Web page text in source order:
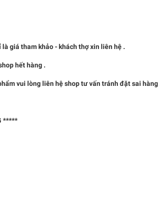
tham khảo - khách thợ xin liên hệ .
hết hàng .
vui lòng liên hệ shop tư vấn tránh đặt sai hàng
*****